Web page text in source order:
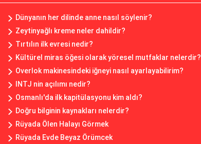
Dünyanın her dilinde anne nasıl söylenir?
Zeytinyağlı kreme neler dahildir?
Tırtılın ilk evresi nedir?
Kültürel miras öğesi olarak yöresel mutfaklar nelerdir?
Overlok makinesindeki iğneyi nasıl ayarlayabilirim?
INTJ nin açılımı nedir?
Osmanlı'da ilk kapitülasyonu kim aldı?
Doğru bilginin kaynakları nelerdir?
Rüyada Ölen Halayı Görmek
Rüyada Evde Beyaz Örümcek